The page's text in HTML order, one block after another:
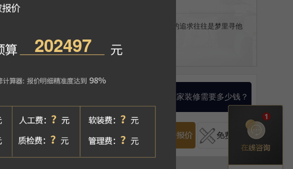
些东西，不拘泥于某种特定的立面风格，对立面与灯光的追求往往是梦里寻他
算一算我家装修需要多少钱？